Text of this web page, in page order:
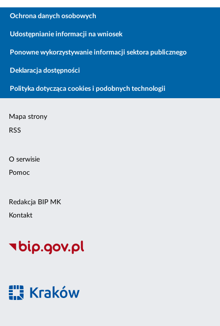
Ochrona danych osobowych
Udostępnianie informacji na wniosek
Ponowne wykorzystywanie informacji sektora publicznego
Deklaracja dostępności
Polityka dotycząca cookies i podobnych technologii
Mapa strony
RSS
O serwisie
Pomoc
Redakcja BIP MK
Kontakt